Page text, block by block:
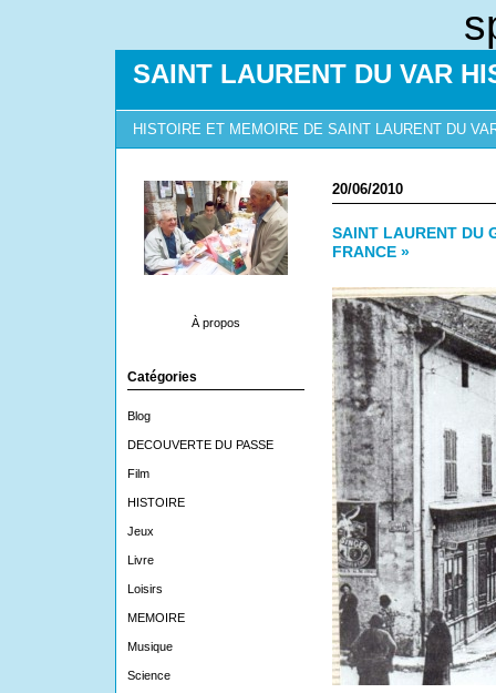
SAINT LAURENT DU VAR
HISTOIRE ET MEMOIRE DE SAINT LAURENT DU
À propos
Catégories
Blog
DECOUVERTE DU PASSE
Film
HISTOIRE
Jeux
Livre
Loisirs
MEMOIRE
Musique
Science
20/06/2010
SAINT LAURENT DU
FRANCE »